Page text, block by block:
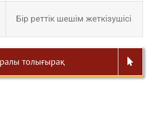
Бір реттік шешім жеткізушісі
толығырақ